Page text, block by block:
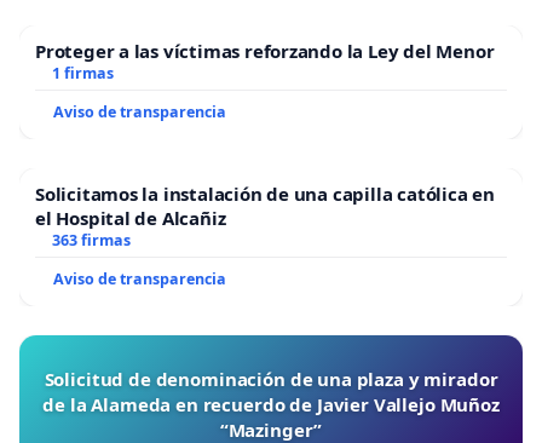
Proteger a las víctimas reforzando la Ley del Menor
1 firmas
Aviso de transparencia
Solicitamos la instalación de una capilla católica en
el Hospital de Alcañiz
363 firmas
Aviso de transparencia
Solicitud de denominación de una plaza y mirador
de la Alameda en recuerdo de Javier Vallejo Muñoz
“Mazinger”